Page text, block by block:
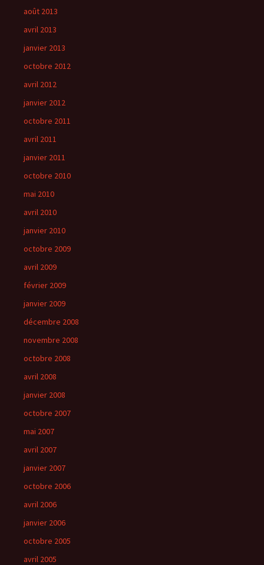
août 2013
avril 2013
janvier 2013
octobre 2012
avril 2012
janvier 2012
octobre 2011
avril 2011
janvier 2011
octobre 2010
mai 2010
avril 2010
janvier 2010
octobre 2009
avril 2009
février 2009
janvier 2009
décembre 2008
novembre 2008
octobre 2008
avril 2008
janvier 2008
octobre 2007
mai 2007
avril 2007
janvier 2007
octobre 2006
avril 2006
janvier 2006
octobre 2005
avril 2005